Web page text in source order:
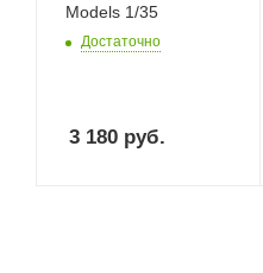
Models 1/35
Достаточно
3 180 руб.